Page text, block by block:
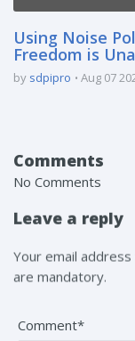
Using Noise
Freedom is
by sdpipro Aug 07
Comments
No Comments
Leave a reply
Your email
are mandatory.
Comment*